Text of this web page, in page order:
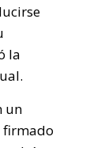
la
un
firmado